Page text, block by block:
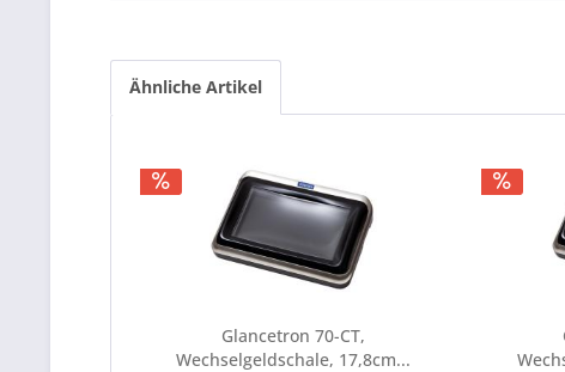
Ähnliche Artikel
Glancetron 70-CT,
Wechselgeldschale, 17,8cm...